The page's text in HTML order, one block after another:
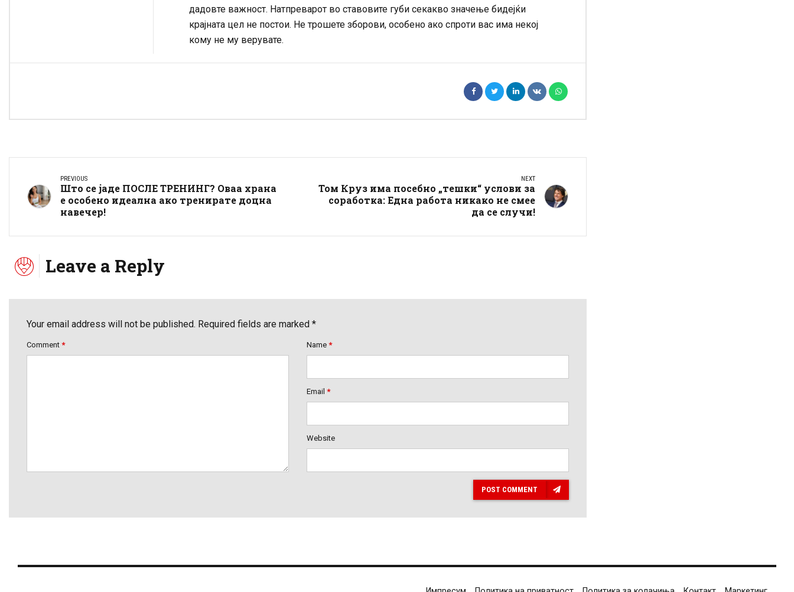
дадовте важност. Натпреварот во ставовите губи секакво значење бидејќи
крајната цел не постои. Не трошете зборови, особено ако спроти вас има некој
кому не му верувате.
PREVIOUS
Што се јаде ПОСЛЕ ТРЕНИНГ? Оваа храна
е особено идеална ако тренирате доцна
навечер!
NEXT
Том Круз има посебно „тешки“ услови за
соработка: Една работа никако не смее
да се случи!
Leave a Reply
Your email address will not be published. Required fields are marked *
Comment * Name *
Email *
Website
POST COMMENT